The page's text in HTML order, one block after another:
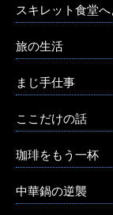
スキレット食堂
旅の生活
まじ手仕事
ここだけの話
珈琲をもう一杯
中華鍋の逆襲